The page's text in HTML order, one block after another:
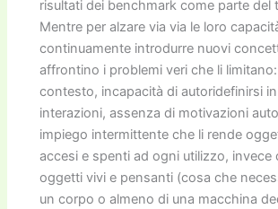
risultati dei benchmark come parte del
Mentre per alzare via via le loro
continuamente introdurre nuovi
affrontino i problemi veri che li
contesto, incapacità di autoridefinirsi
interazioni, assenza di motivazioni
impiego intermittente che li rende
accesi e spenti ad ogni utilizzo, invece
oggetti vivi e pensanti (cosa che
un corpo o almeno di una macchina